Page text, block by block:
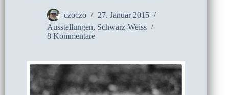
czoczo
27. Januar 2015
Ausstellungen, Schwarz-Weiss
8 Kommentare